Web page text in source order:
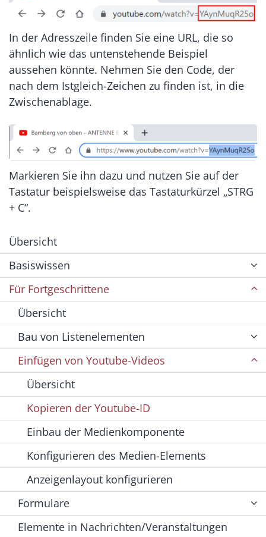
In der Adresszeile finden Sie eine URL, die so
ähnlich wie das untenstehende Beispiel
aussehen könnte. Nehmen Sie den Code, der
nach dem Istgleich-Zeichen zu finden ist, in die
Zwischenablage.
Markieren Sie ihn dazu und nutzen Sie auf der
Tastatur beispielsweise das Tastaturkürzel „STRG
+ C“.
Übersicht
Basiswissen
Für Fortgeschrittene
Übersicht
Bau von Listenelementen
Einfügen von Youtube-Videos
Übersicht
Kopieren der Youtube-ID
Einbau der Medienkomponente
Konfigurieren des Medien-Elements
Anzeigenlayout konfigurieren
Formulare
Elemente in Nachrichten/Veranstaltungen